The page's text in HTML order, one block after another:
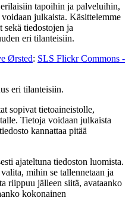
tapoihin ja palveluihin,
julkaista. Käsittelemme
sekä tiedostojen ja
eri tilanteisiin.
Ørsted: SLS Flickr Commons -
sopivat tietoaineistolle,
Tietoja voidaan julkaista
kannattaa pitää
ajateltuna tiedoston luomista.
mihin se tallennetaan ja
riippuu jälleen siitä, avataanko
kokonainen